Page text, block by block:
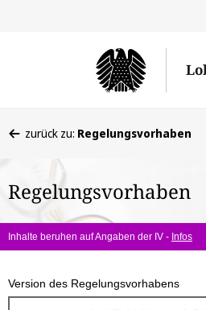
befinden
hier:
zurück zu: Regelungsvorhaben
Regelungsvorhaben
Inhalte beruhen auf Angaben der IV - Infos
Version des Regelungsvorhabens